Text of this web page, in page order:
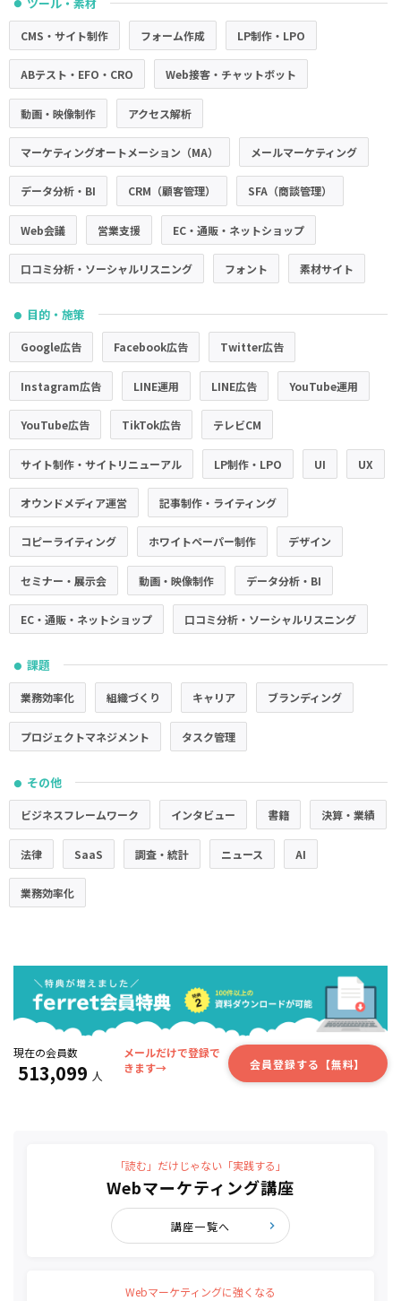
●
CMS・サイト制作 フォーム作成 LP制作・LPO
ABテスト・EFO・CRO Web接客・チャットボット
動画・映像制作 アクセス解析
マーケティングオートメーション（MA） メールマーケティング
データ分析・BI CRM（顧客管理） SFA（商談管理）
Web会議 営業支援 EC・通販・ネットショップ
口コミ分析・ソーシャルリスニング フォント 素材サイト
● 目的・施策
Google広告 Facebook広告 Twitter広告
Instagram広告 LINE運用 LINE広告 YouTube運用
YouTube広告 TikTok広告 テレビCM
サイト制作・サイトリニューアル LP制作・LPO UI UX
オウンドメディア運営 記事制作・ライティング
コピーライティング ホワイトペーパー制作 デザイン
セミナー・展示会 動画・映像制作 データ分析・BI
EC・通販・ネットショップ 口コミ分析・ソーシャルリスニング
● 課題
業務効率化 組織づくり キャリア ブランディング
プロジェクトマネジメント タスク管理
● その他
ビジネスフレームワーク インタビュー 書籍 決算・業績
法律 SaaS 調査・統計 ニュース AI
業務効率化
現在の会員数
513,099 人
メールだけで登録で
きます→
会員登録する【無料】
「読む」だけじゃない「実践する」
Webマーケティング講座
講座一覧へ
Webマーケティングに強くなる